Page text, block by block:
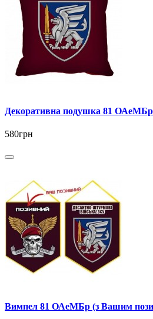
Декоративна подушка 81 ОАеМБр
580грн
Вимпел 81 ОАеМБр (з Вашим